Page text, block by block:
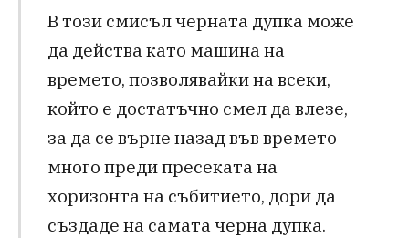
В този смисъл черната дупка може
да действа като машина на
времето, позволявайки на всеки,
който е достатъчно смел да влезе,
за да се върне назад във времето
много преди пресеката на
хоризонта на събитието, дори да
създаде на самата черна дупка.